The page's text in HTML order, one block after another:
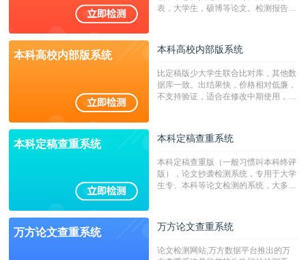
表，大学生，硕博等论文。检测报告支
本科高校内部版系统 本科高校内部版系统
比定稿版少大学生联合比对库，其他数
据库一致。出结果快，价格相对低廉，
不支持验证，适合在修改中期使用，定
本科定稿查重系统 本科定稿查重系统
本科定稿查重版（一般习惯叫本科终评
版），论文抄袭检测系统，专用于大学
生专、本科等论文检测的系统，大多数
万方论文查重系统 万方论文查重系统
论文检测网站,万方数据平台推出的万